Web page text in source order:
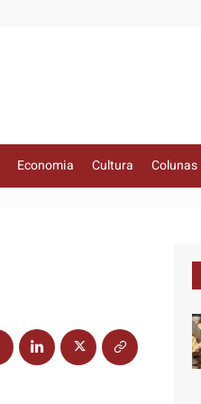
Economia Cultura Colunas